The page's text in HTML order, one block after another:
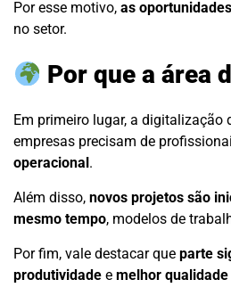
Por esse motivo, as
no setor.
Por que a área
Em primeiro lugar, a digitalização
empresas precisam de
operacional .
Além disso, novos projetos são
mesmo tempo, modelos de
Por fim, vale destacar que parte
produtividade e melhor qualidade